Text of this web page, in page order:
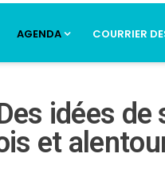
AGENDA COURRIER
idées
et